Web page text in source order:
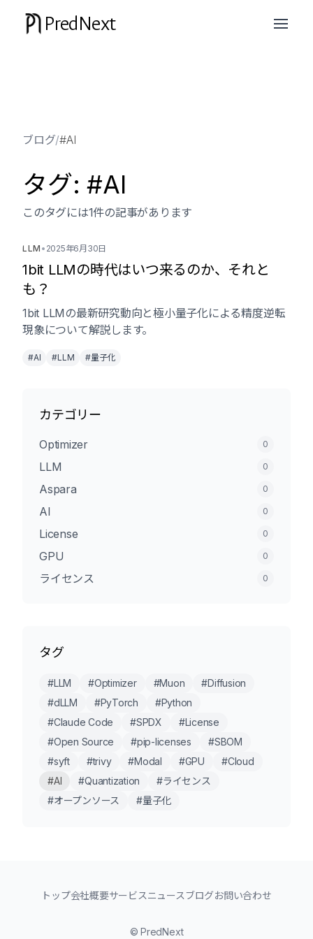
PredNext
ブログ/#AI
タグ: #AI
このタグには1件の記事があります
LLM • 2025年6月30日
1bit LLMの時代はいつ来るのか、それと
も？
1bit LLMの最新研究動向と極小量子化による精度逆転
現象について解説します。
#AI #LLM #量子化
カテゴリー
Optimizer 0
LLM 0
Aspara 0
AI 0
License 0
GPU 0
ライセンス 0
タグ
#LLM #Optimizer #Muon
#Diffusion
#dLLM
#PyTorch
#Python
#Claude Code
#SPDX
#License
#Open Source
#pip-licenses
#SBOM
#syft
#trivy #Modal #GPU
#Cloud
#AI
#Quantization
#ライセンス
#オープンソース
#量子化
トップ会社概要サービスニュースブログお問い合わせ
© PredNext